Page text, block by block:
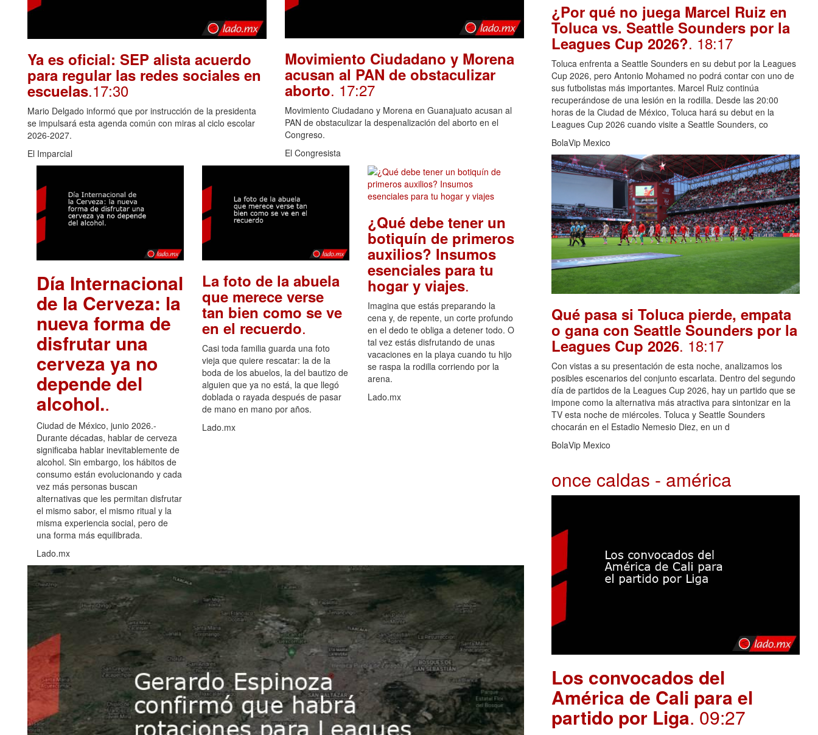
Ya es oficial: SEP alista acuerdo
para regular las redes sociales en
escuelas.17:30
Mario Delgado informó que por instrucción de la presidenta
se impulsará esta agenda común con miras al ciclo escolar
2026-2027.
El Imparcial
Movimiento Ciudadano y Morena
acusan al PAN de obstaculizar
aborto. 17:27
Movimiento Ciudadano y Morena en Guanajuato acusan al
PAN de obstaculizar la despenalización del aborto en el
Congreso.
El Congresista
Día Internacional
de la Cerveza: la
nueva forma de
disfrutar una
cerveza ya no
depende del
alcohol..
Ciudad de México, junio 2026.-
Durante décadas, hablar de cerveza
significaba hablar inevitablemente de
alcohol. Sin embargo, los hábitos de
consumo están evolucionando y cada
vez más personas buscan
alternativas que les permitan disfrutar
el mismo sabor, el mismo ritual y la
misma experiencia social, pero de
una forma más equilibrada.
Lado.mx
La foto de la abuela
que merece verse
tan bien como se ve
en el recuerdo.
Casi toda familia guarda una foto
vieja que quiere rescatar: la de la
boda de los abuelos, la del bautizo de
alguien que ya no está, la que llegó
doblada o rayada después de pasar
de mano en mano por años.
Lado.mx
¿Qué debe tener un
botiquín de primeros
auxilios? Insumos
esenciales para tu
hogar y viajes.
Imagina que estás preparando la
cena y, de repente, un corte profundo
en el dedo te obliga a detener todo. O
tal vez estás disfrutando de unas
vacaciones en la playa cuando tu hijo
se raspa la rodilla corriendo por la
arena.
Lado.mx
¿Por qué no juega Marcel Ruiz en
Toluca vs. Seattle Sounders por la
Leagues Cup 2026?. 18:17
Toluca enfrenta a Seattle Sounders en su debut por la Leagues
Cup 2026, pero Antonio Mohamed no podrá contar con uno de
sus futbolistas más importantes. Marcel Ruiz continúa
recuperándose de una lesión en la rodilla. Desde las 20:00
horas de la Ciudad de México, Toluca hará su debut en la
Leagues Cup 2026 cuando visite a Seattle Sounders, co
BolaVip Mexico
Qué pasa si Toluca pierde, empata
o gana con Seattle Sounders por la
Leagues Cup 2026. 18:17
Con vistas a su presentación de esta noche, analizamos los
posibles escenarios del conjunto escarlata. Dentro del segundo
día de partidos de la Leagues Cup 2026, hay un partido que se
impone como la alternativa más atractiva para sintonizar en la
TV esta noche de miércoles. Toluca y Seattle Sounders
chocarán en el Estadio Nemesio Diez, en un d
BolaVip Mexico
once caldas - américa
Los convocados del
América de Cali para el
partido por Liga. 09:27